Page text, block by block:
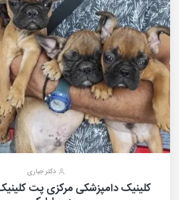
دکتر جباری
کلینیک دامپزشکی مرکزی پت